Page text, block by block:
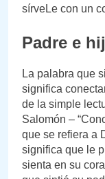
sírveLe con un
Padre e
La palabra que
significa
de la simple
Salomón –
que se refiera a
significa que le
sienta en su